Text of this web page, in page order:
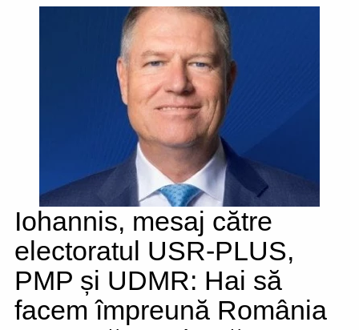
Iohannis, mesaj către
electoratul USR-PLUS,
PMP și UDMR: Hai să
facem împreună România